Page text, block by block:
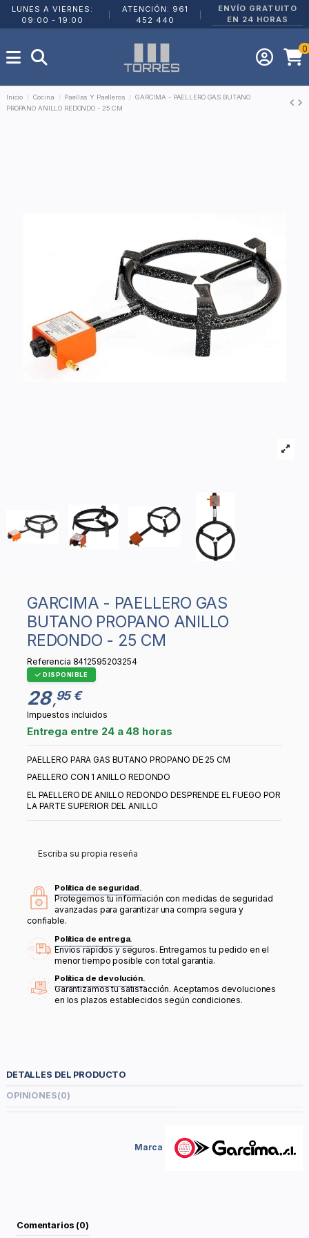
LUNES A VIERNES:
09:00 - 19:00
ATENCIÓN: 961
452 440
ENVÍO GRATUITO
EN 24 HORAS
0
Inicio Cocina Paellas Y Paelleros
GARCIMA - PAELLERO GAS BUTANO
PROPANO ANILLO REDONDO - 25 CM
GARCIMA - PAELLERO GAS
BUTANO PROPANO ANILLO
REDONDO - 25 CM
Referencia 8412595203254
DISPONIBLE
28 ,95 €
Impuestos incluidos
Entrega entre 24 a 48 horas
PAELLERO PARA GAS BUTANO PROPANO DE 25 CM
PAELLERO CON 1 ANILLO REDONDO
EL PAELLERO DE ANILLO REDONDO DESPRENDE EL FUEGO POR
LA PARTE SUPERIOR DEL ANILLO
Escriba su propia reseña
Política de seguridad.
Protegemos tu información con medidas de seguridad
avanzadas para garantizar una compra segura y
confiable.
Política de entrega.
Envíos rápidos y seguros. Entregamos tu pedido en el
menor tiempo posible con total garantía.
Política de devolución.
Garantizamos tu satisfacción. Aceptamos devoluciones
en los plazos establecidos según condiciones.
DETALLES DEL PRODUCTO
OPINIONES(0)
Marca
Comentarios (0)